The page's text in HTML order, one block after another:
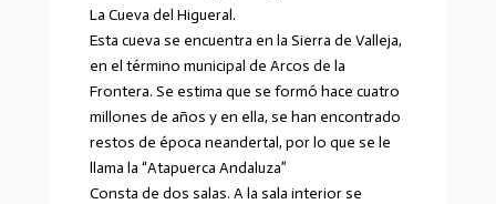
La Cueva del Higueral.
Esta cueva se encuentra en la Sierra de Valleja,
en el término municipal de Arcos de la
Frontera. Se estima que se formó hace cuatro
millones de años y en ella, se han encontrado
restos de época neandertal, por lo que se le
llama la “Atapuerca Andaluza”
Consta de dos salas. A la sala interior se